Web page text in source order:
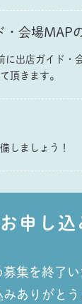
・会場MAP
に出店ガイド・
頂きます。
しましょう！
申し込
集を終了い
ありがとう